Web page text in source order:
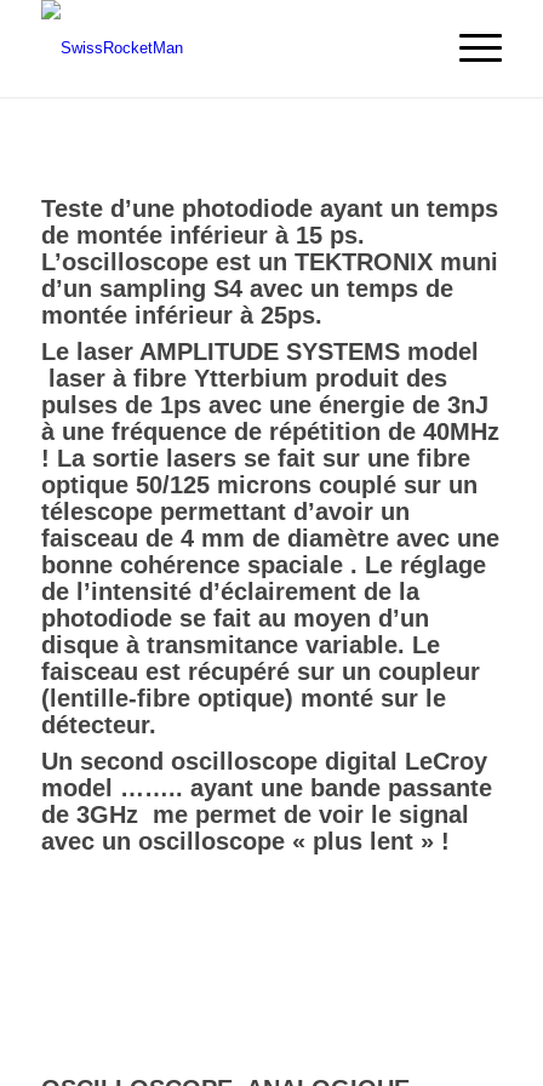
Teste d’une photodiode ayant un temps
de montée inférieur à 15 ps.
L’oscilloscope est un TEKTRONIX muni
d’un sampling S4 avec un temps de
montée inférieur à 25ps.
Le laser AMPLITUDE SYSTEMS model
laser à fibre Ytterbium produit des
pulses de 1ps avec une énergie de 3nJ
à une fréquence de répétition de 40MHz
! La sortie lasers se fait sur une fibre
optique 50/125 microns couplé sur un
télescope permettant d’avoir un
faisceau de 4 mm de diamètre avec une
bonne cohérence spaciale . Le réglage
de l’intensité d’éclairement de la
photodiode se fait au moyen d’un
disque à transmitance variable. Le
faisceau est récupéré sur un coupleur
(lentille-fibre optique) monté sur le
détecteur.
Un second oscilloscope digital LeCroy
model …….. ayant une bande passante
de 3GHz me permet de voir le signal
avec un oscilloscope « plus lent » !